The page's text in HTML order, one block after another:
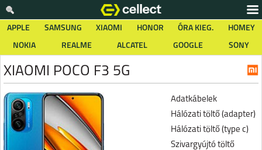
APPLE SAMSUNG XIAOMI HONOR ÓRA KIEG.
HOMEY
NOKIA
REALME ALCATEL GOOGLE SONY
XIAOMI POCO F3 5G
Adatkábelek
Hálózati töltő (adapter)
Hálózati töltő (type c)
Szivargyújtó töltő